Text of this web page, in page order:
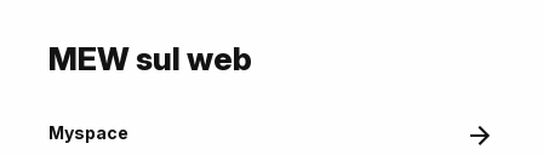
MEW sul web
Myspace